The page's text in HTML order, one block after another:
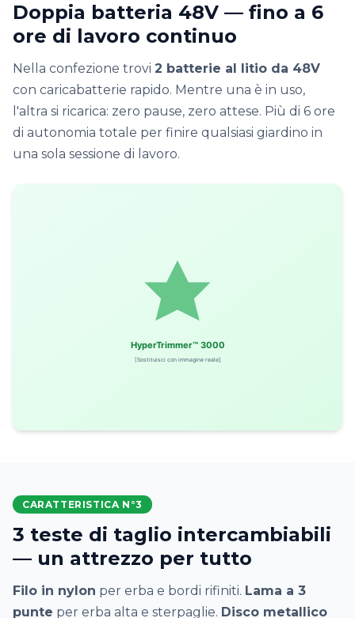
Doppia batteria 48V — fino a 6
ore di lavoro continuo
Nella confezione trovi 2 batterie al litio da 48V
con caricabatterie rapido. Mentre una è in uso,
l'altra si ricarica: zero pause, zero attese. Più di 6 ore
di autonomia totale per finire qualsiasi giardino in
una sola sessione di lavoro.
CARATTERISTICA N°3
3 teste di taglio intercambiabili
— un attrezzo per tutto
Filo in nylon per erba e bordi rifiniti. Lama a 3
punte per erba alta e sterpaglie. Disco metallico